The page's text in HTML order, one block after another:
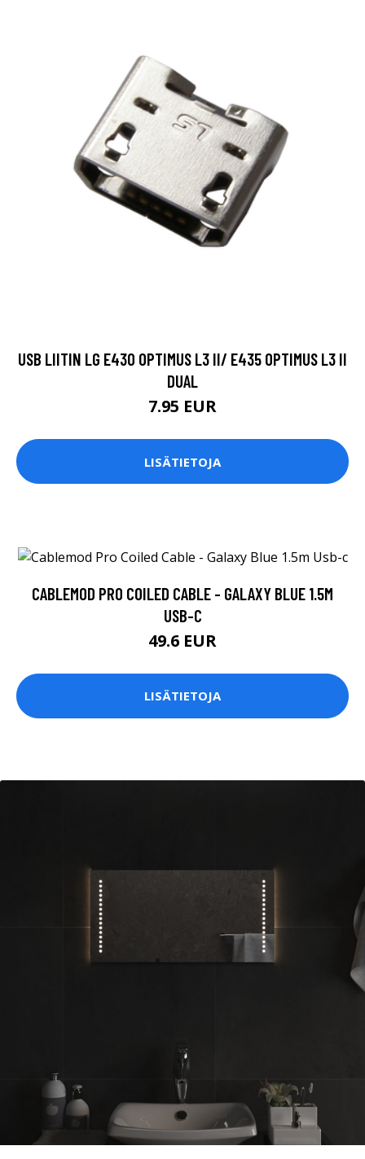
USB LIITIN LG E430 OPTIMUS L3 II/ E435 OPTIMUS L3 II
DUAL
7.95 EUR
LISÄTIETOJA
CABLEMOD PRO COILED CABLE - GALAXY BLUE 1.5M
USB-C
49.6 EUR
LISÄTIETOJA